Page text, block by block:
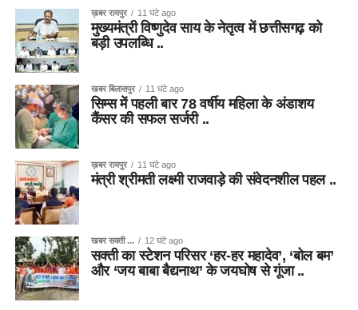
ख़बर रायपुर 11 घंटे ago
मुख्यमंत्री विष्णुदेव साय के नेतृत्व में छत्तीसगढ़ को
बड़ी उपलब्धि ..
खबर बिलासपुर 11 घंटे ago
सिम्स में पहली बार 78 वर्षीय महिला के अंडाशय
कैंसर की सफल सर्जरी ..
ख़बर रायपुर 11 घंटे ago
मंत्री श्रीमती लक्ष्मी राजवाड़े की संवेदनशील पहल ..
खबर सक्ती ... 12 घंटे ago
सक्ती का स्टेशन परिसर ‘हर-हर महादेव’, ‘बोल बम’
और ‘जय बाबा बैद्यनाथ’ के जयघोष से गूंजा ..